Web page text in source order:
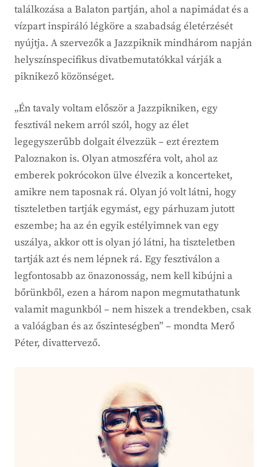
találkozása a Balaton partján, ahol a napimádat és a
vízpart inspiráló légköre a szabadság életérzését
nyújtja. A szervezők a Jazzpiknik mindhárom napján
helyszínspecifikus divatbemutatókkal várják a
piknikező közönséget.
„Én tavaly voltam először a Jazzpikniken, egy
fesztivál nekem arról szól, hogy az élet
legegyszerűbb dolgait élvezzük – ezt éreztem
Paloznakon is. Olyan atmoszféra volt, ahol az
emberek pokrócokon ülve élvezik a koncerteket,
amikre nem taposnak rá. Olyan jó volt látni, hogy
tiszteletben tartják egymást, egy párhuzam jutott
eszembe; ha az én egyik estélyimnek van egy
uszálya, akkor ott is olyan jó látni, ha tiszteletben
tartják azt és nem lépnek rá. Egy fesztiválon a
legfontosabb az önazonosság, nem kell kibújni a
bőrünkből, ezen a három napon megmutathatunk
valamit magunkból – nem hiszek a trendekben, csak
a valóágban és az őszinteségben” – mondta Merő
Péter, divattervező.